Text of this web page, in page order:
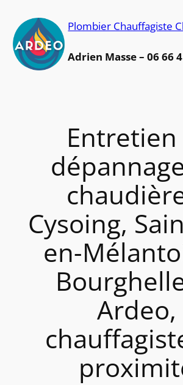
contenu
Plombier Chauffagiste
Adrien Masse – 06 66
Cysoing,
en-
Ardeo,